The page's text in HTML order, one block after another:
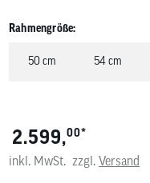
Rahmengröße:
50 cm 54 cm
2.599,00*
inkl. MwSt. zzgl. Versand